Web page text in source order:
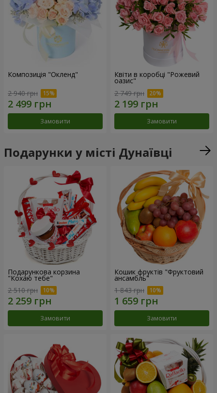
Композиція "Окленд"
2 940 грн
Замовити
Квіти в коробці "Рожевий
оазис"
2 749 грн
Замовити
Подарунки у місті Дунаївці
Подарункова корзина
"Кохаю тебе"
2 510 грн
Замовити
Кошик фруктів "Фруктовий
ансамбль"
1 843 грн
Замовити